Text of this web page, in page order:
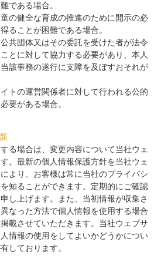
である場合。
の健全な育成の推進のために開示の必
ることが困難である場合。
共団体又はその委託を受けた者が法令
とに対して協力する必要があり、本人
該事務の遂行に支障を及ぼすおそれが
トの運営関係者に対して行われる公的
要がある場合。
る場合は、変更内容について当社ウェ
。最新の個人情報保護方針を当社ウェ
より、お客様は常に当社のプライバシ
知ることができます。定期的にご確認
し上げます。また、当初情報が収集さ
なった方法で個人情報を使用する場合
載させていただきます。当社ウェブサ
情報の使用をしてよいかどうかについ
しております。